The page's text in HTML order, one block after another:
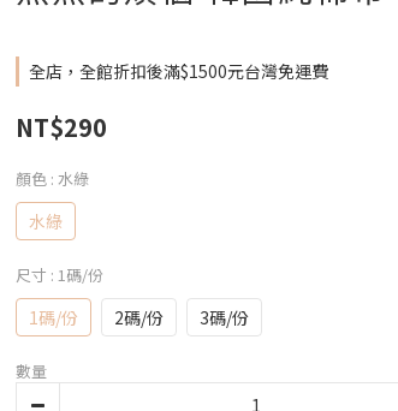
全店，全館折扣後滿$1500元台灣免運費
NT$290
顏色 : 水綠
水綠
尺寸 : 1碼/份
1碼/份 2碼/份 3碼/份
數量